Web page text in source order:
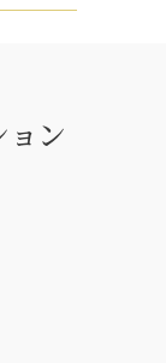
た
ン